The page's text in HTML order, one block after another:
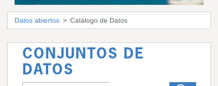
Datos abiertos Catálogo de Datos
CONJUNTOS DE
DATOS